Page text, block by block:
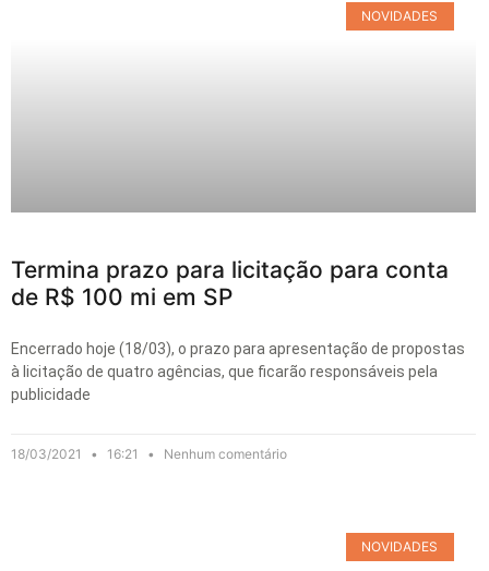
NOVIDADES
Termina prazo para licitação para conta
de R$ 100 mi em SP
Encerrado hoje (18/03), o prazo para apresentação de propostas
à licitação de quatro agências, que ficarão responsáveis pela
publicidade
18/03/2021 16:21 Nenhum comentário
NOVIDADES